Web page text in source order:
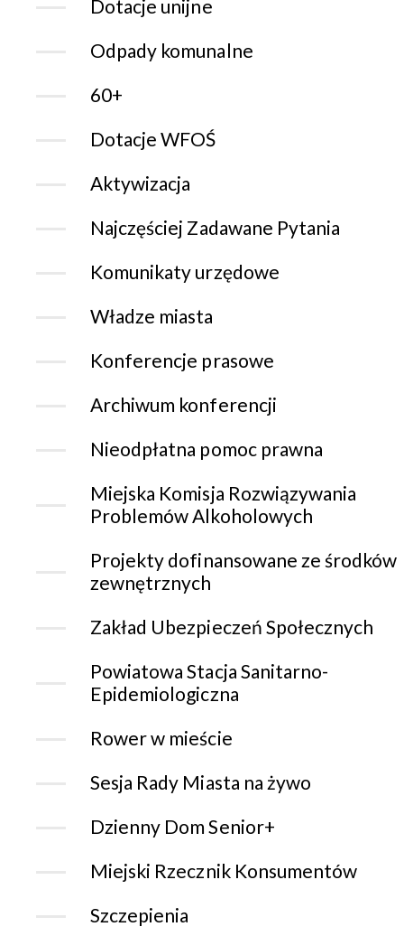
Dotacje unijne
Odpady komunalne
60+
Dotacje WFOŚ
Aktywizacja
Najczęściej Zadawane Pytania
Komunikaty urzędowe
Władze miasta
Konferencje prasowe
Archiwum konferencji
Nieodpłatna pomoc prawna
Miejska Komisja Rozwiązywania
Problemów Alkoholowych
Projekty dofinansowane ze środków
zewnętrznych
Zakład Ubezpieczeń Społecznych
Powiatowa Stacja Sanitarno-
Epidemiologiczna
Rower w mieście
Sesja Rady Miasta na żywo
Dzienny Dom Senior+
Miejski Rzecznik Konsumentów
Szczepienia